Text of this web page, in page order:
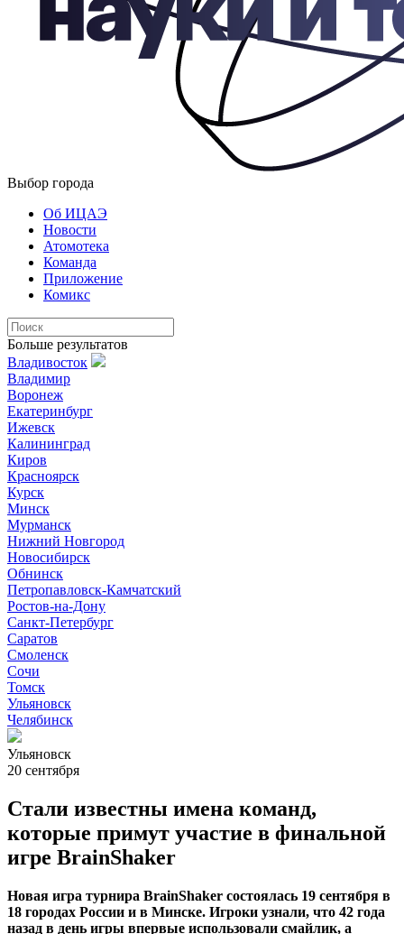
Выбор города
Об ИЦАЭ
Новости
Атомотека
Команда
Приложение
Комикс
Больше результатов
Владивосток
Владимир
Воронеж
Екатеринбург
Ижевск
Калининград
Киров
Красноярск
Курск
Минск
Мурманск
Нижний Новгород
Новосибирск
Обнинск
Петропавловск-Камчатский
Ростов-на-Дону
Санкт-Петербург
Саратов
Смоленск
Сочи
Томск
Ульяновск
Челябинск
Ульяновск
20 сентября
Стали известны имена команд,
которые примут участие в финальной
игре BrainShaker
Новая игра турнира BrainShaker состоялась 19 сентября в
18 городах России и в Минске. Игроки узнали, что 42 года
назад в день игры впервые использовали смайлик, а